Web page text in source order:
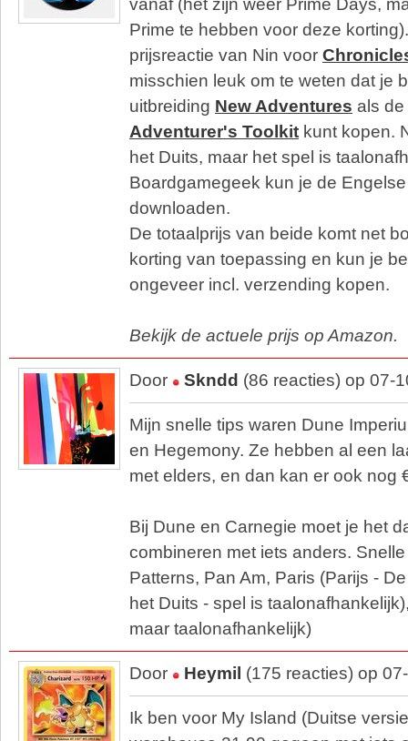
vanaf (het zijn weer Prime Days,
Prime te hebben voor deze
prijsreactie van Nin voor
misschien leuk om te weten dat je
uitbreiding New Adventures als
Adventurer's Toolkit kunt kopen.
het Duits, maar het spel is
Boardgamegeek kun je de
downloaden.
De totaalprijs van beide komt net
korting van toepassing en kun je
ongeveer incl. verzending kopen.
Bekijk de actuele prijs op Amazon.
Door Skndd (86 reacties) op 07-
Mijn snelle tips waren Dune
en Hegemony. Ze hebben al een
met elders, en dan kan er ook nog
Bij Dune en Carnegie moet je het
combineren met iets anders.
Patterns, Pan Am, Paris (Parijs -
het Duits - spel is
maar taalonafhankelijk)
Door Heymil (175 reacties) op
Ik ben voor My Island (Duitse